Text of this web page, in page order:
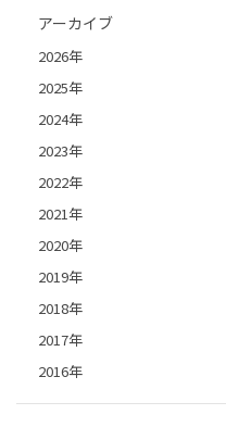
アーカイブ
2026年
2025年
2024年
2023年
2022年
2021年
2020年
2019年
2018年
2017年
2016年